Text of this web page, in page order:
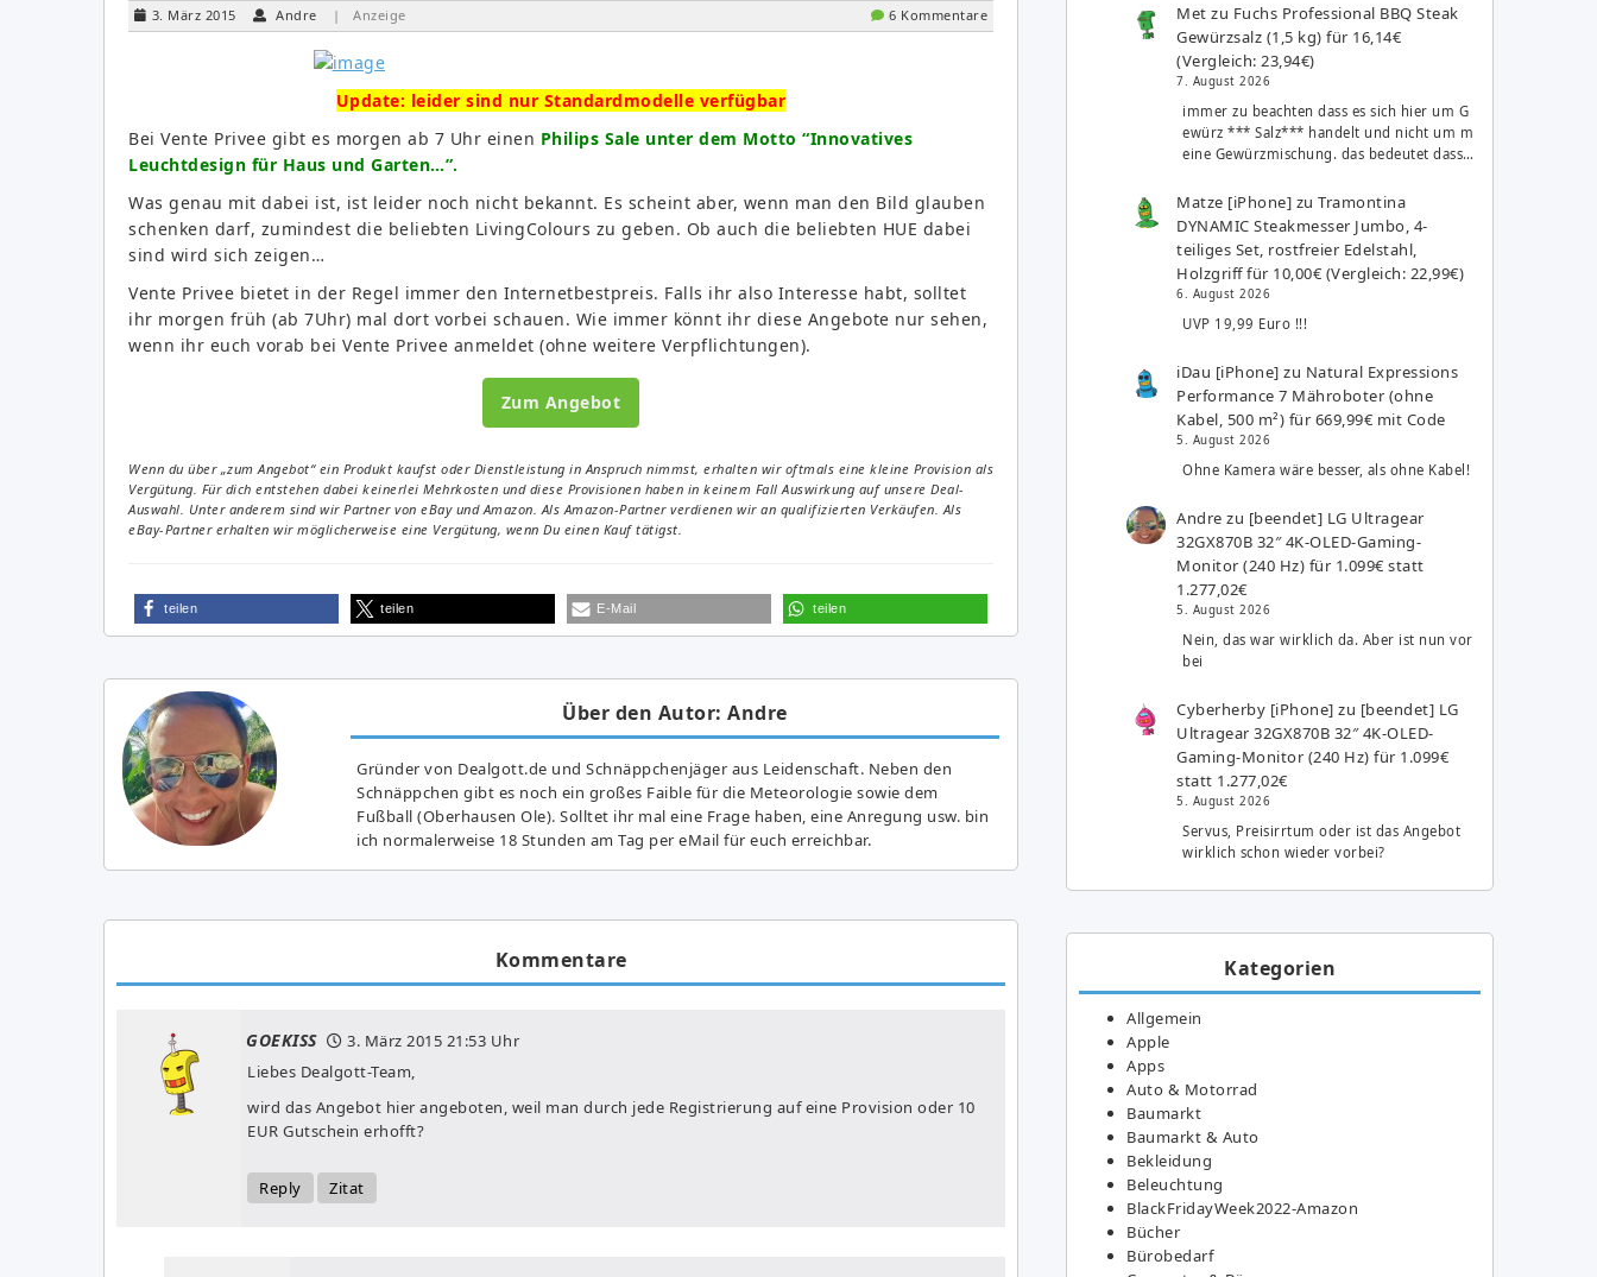
3. März 2015 Andre | Anzeige 6 Kommentare
Update: leider sind nur Standardmodelle verfügbar
Bei Vente Privee gibt es morgen ab 7 Uhr einen Philips Sale unter dem Motto “Innovatives
Leuchtdesign für Haus und Garten…”.
Was genau mit dabei ist, ist leider noch nicht bekannt. Es scheint aber, wenn man den Bild glauben
schenken darf, zumindest die beliebten LivingColours zu geben. Ob auch die beliebten HUE dabei
sind wird sich zeigen…
Vente Privee bietet in der Regel immer den Internetbestpreis. Falls ihr also Interesse habt, solltet
ihr morgen früh (ab 7Uhr) mal dort vorbei schauen. Wie immer könnt ihr diese Angebote nur sehen,
wenn ihr euch vorab bei Vente Privee anmeldet (ohne weitere Verpflichtungen).
Zum Angebot
Wenn du über „zum Angebot“ ein Produkt kaufst oder Dienstleistung in Anspruch nimmst, erhalten wir oftmals eine kleine Provision als
Vergütung. Für dich entstehen dabei keinerlei Mehrkosten und diese Provisionen haben in keinem Fall Auswirkung auf unsere Deal-
Auswahl. Unter anderem sind wir Partner von eBay und Amazon. Als Amazon-Partner verdienen wir an qualifizierten Verkäufen. Als
eBay-Partner erhalten wir möglicherweise eine Vergütung, wenn Du einen Kauf tätigst.
teilen teilen E-Mail teilen
Über den Autor: Andre
Gründer von Dealgott.de und Schnäppchenjäger aus Leidenschaft. Neben den
Schnäppchen gibt es noch ein großes Fai­ble für die Meteorologie sowie dem
Fußball (Oberhausen Ole). Solltet ihr mal eine Frage haben, eine Anregung usw. bin
ich normalerweise 18 Stunden am Tag per eMail für euch erreichbar.
Kommentare
GOEKISS 3. März 2015 21:53 Uhr
Liebes Dealgott-Team,
wird das Angebot hier angeboten, weil man durch jede Registrierung auf eine Provision oder 10
EUR Gutschein erhofft?
Reply Zitat
Met zu Fuchs Professional BBQ Steak
Gewürzsalz (1,5 kg) für 16,14€
(Vergleich: 23,94€)
7. August 2026
immer zu beachten dass es sich hier um G
ewürz *** Salz*** handelt und nicht um m
eine Gewürzmischung. das bedeutet dass…
Matze [iPhone] zuTramontina
DYNAMIC Steakmesser Jumbo, 4-
teiliges Set, rostfreier Edelstahl,
Holzgriff für 10,00€ (Vergleich: 22,99€)
6. August 2026
UVP 19,99 Euro !!!
iDau [iPhone] zu Natural Expressions
Performance 7 Mähroboter (ohne
Kabel, 500 m²) für 669,99€ mit Code
5. August 2026
Ohne Kamera wäre besser, als ohne Kabel!
Andre zu [beendet] LG Ultragear
32GX870B 32″ 4K-OLED-Gaming-
Monitor (240 Hz) für 1.099€ statt
1.277,02€
5. August 2026
Nein, das war wirklich da. Aber ist nun vor
bei
Cyberherby [iPhone] zu [beendet] LG
Ultragear 32GX870B 32″ 4K-OLED-
Gaming-Monitor (240 Hz) für 1.099€
statt 1.277,02€
5. August 2026
Servus, Preisirrtum oder ist das Angebot
wirklich schon wieder vorbei?
Kategorien
Allgemein
Apple
Apps
Auto & Motorrad
Baumarkt
Baumarkt & Auto
Bekleidung
Beleuchtung
BlackFridayWeek2022-Amazon
Bücher
Bürobedarf